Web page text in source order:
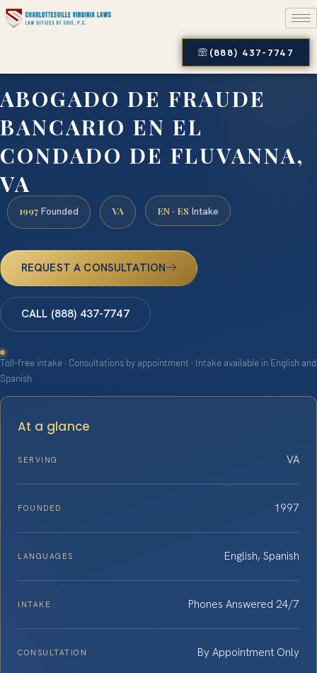
(888) 437-7747
ABOGADO DE FRAUDE
BANCARIO EN EL
CONDADO DE FLUVANNA,
VA
1997 Founded VA EN · ES Intake
REQUEST A CONSULTATION
CALL (888) 437-7747
Toll-free intake · Consultations by appointment · Intake available in English and
Spanish
At a glance
SERVING VA
FOUNDED 1997
LANGUAGES English, Spanish
INTAKE Phones Answered 24/7
CONSULTATION By Appointment Only